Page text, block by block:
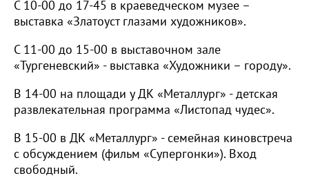
С 10-00 до 17-45 в краеведческом музее –
выставка «Златоуст глазами художников».
С 11-00 до 15-00 в выставочном зале
«Тургеневский» - выставка «Художники – городу».
В 14-00 на площади у ДК «Металлург» - детская
развлекательная программа «Листопад чудес».
В 15-00 в ДК «Металлург» - семейная киновстреча
с обсуждением (фильм «Супергонки»). Вход
свободный.